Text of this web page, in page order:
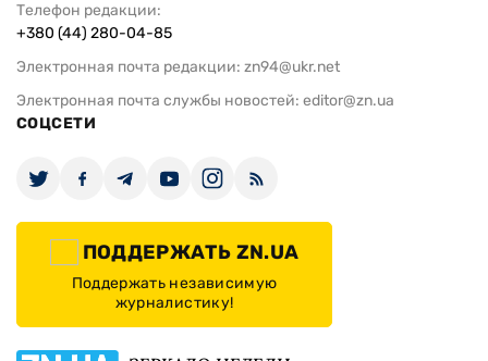
Телефон редакции:
+380 (44) 280-04-85
Электронная почта редакции: zn94@ukr.net
Электронная почта службы новостей: editor@zn.ua
СОЦСЕТИ
ПОДДЕРЖАТЬ ZN.UA
Поддержать независимую
журналистику!